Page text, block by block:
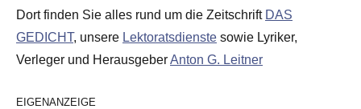
Dort finden Sie alles rund um die Zeitschrift DAS
GEDICHT, unsere Lektoratsdienste sowie Lyriker,
Verleger und HerausgeberAnton G. Leitner
EIGENANZEIGE